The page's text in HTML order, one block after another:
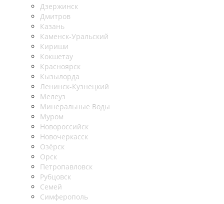
Дзержинск
Дмитров
Казань
Каменск-Уральский
Кириши
Кокшетау
Красноярск
Кызылорда
Ленинск-Кузнецкий
Мелеуз
Минеральные Воды
Муром
Новороссийск
Новочеркасск
Озёрск
Орск
Петропавловск
Рубцовск
Семей
Симферополь